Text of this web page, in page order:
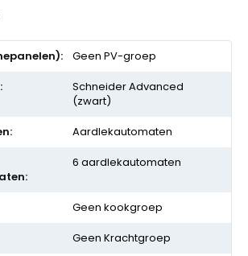
Geen PV-groep
Schneider Advanced
(zwart)
Aardlekautomaten
6 aardlekautomaten
Geen kookgroep
Geen Krachtgroep